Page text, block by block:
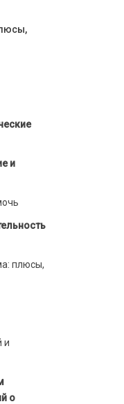
и
плюсы,
и
о